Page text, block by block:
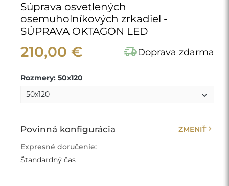
Súprava osvetlených
osemuholníkových zrkadiel -
SÚPRAVA OKTAGON LED
210,00 € delivery_truck_speedDoprava zdarma
Rozmery: 50x120
Povinná konfigurácia ZMENIŤchevron_right
Expresné doručenie:
Štandardný čas